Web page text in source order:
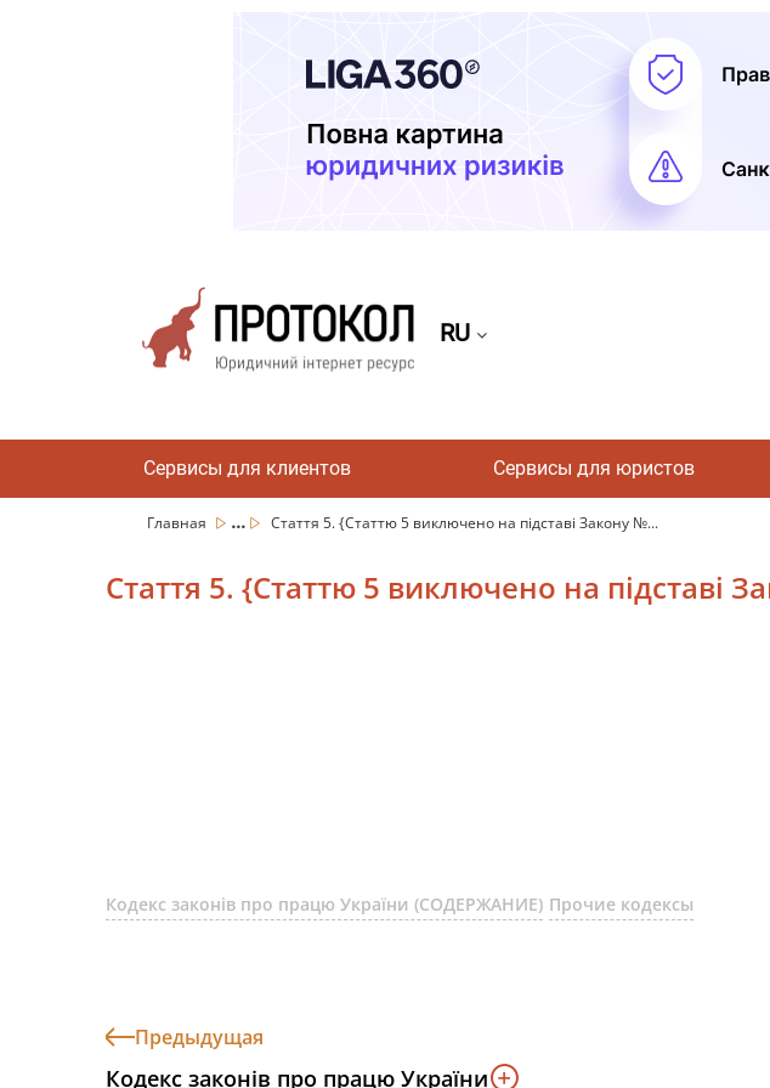
RU
Сервисы для клиентов Сервисы для юристов
Главная ... Стаття 5. {Статтю 5 виключено на підставі Закону №...
Стаття 5. {Статтю 5 виключено на підставі
Кодекс законів про працю України (СОДЕРЖАНИЕ) Прочие кодексы
Предыдущая
Кодекс законів про працю України